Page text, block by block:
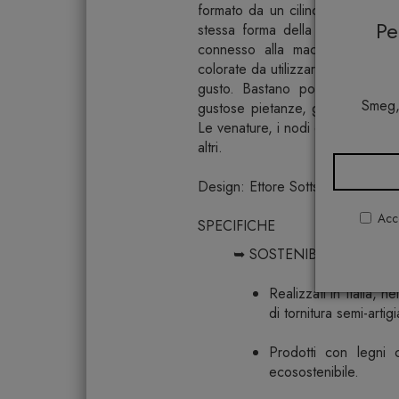
formato da un cilindro e una
stessa forma della base, che
connesso alla macina. NOTE
colorate da utilizzare anche a
gusto. Bastano pochi colpi di
gustose pietanze, grazie
Le venature, i nodi e le
altri.
Design: Ettore Sottsass
SPECIFICHE
➥ SOSTENIBILITÀ E
Realizzati in Italia,
di tornitura semi-
Prodotti con legni
ecosostenibile.